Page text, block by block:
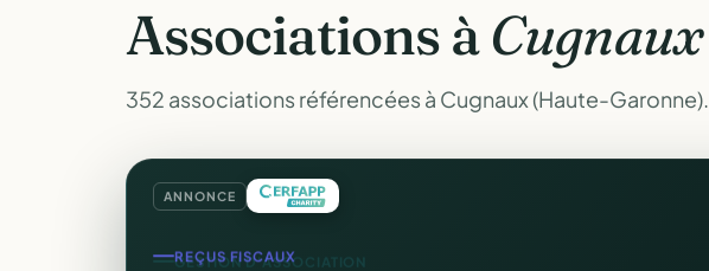
Associations àCugnaux
352 associations référencées à Cugnaux (Haute-Garonne).
ANNONCE
REÇUS FISCAUX